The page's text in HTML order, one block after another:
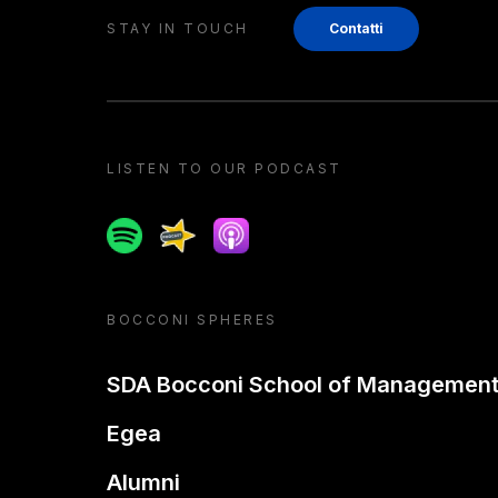
STAY IN TOUCH Contatti
LISTEN TO OUR PODCAST
SpotifySpreakerApple podcast
BOCCONI SPHERES
SDA Bocconi School of Management
Egea
Alumni